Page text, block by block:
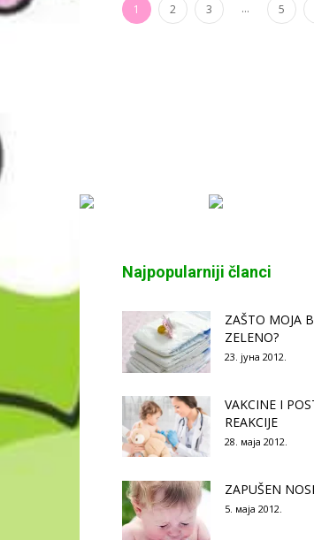
1 2 3 ... 5
Najpopularniji članci
ZAŠTO MOJA
ZELENO?
23. јуна 2012.
VAKCINE I
REAKCIJE
28. маја 2012.
ZAPUŠEN
5. маја 2012.